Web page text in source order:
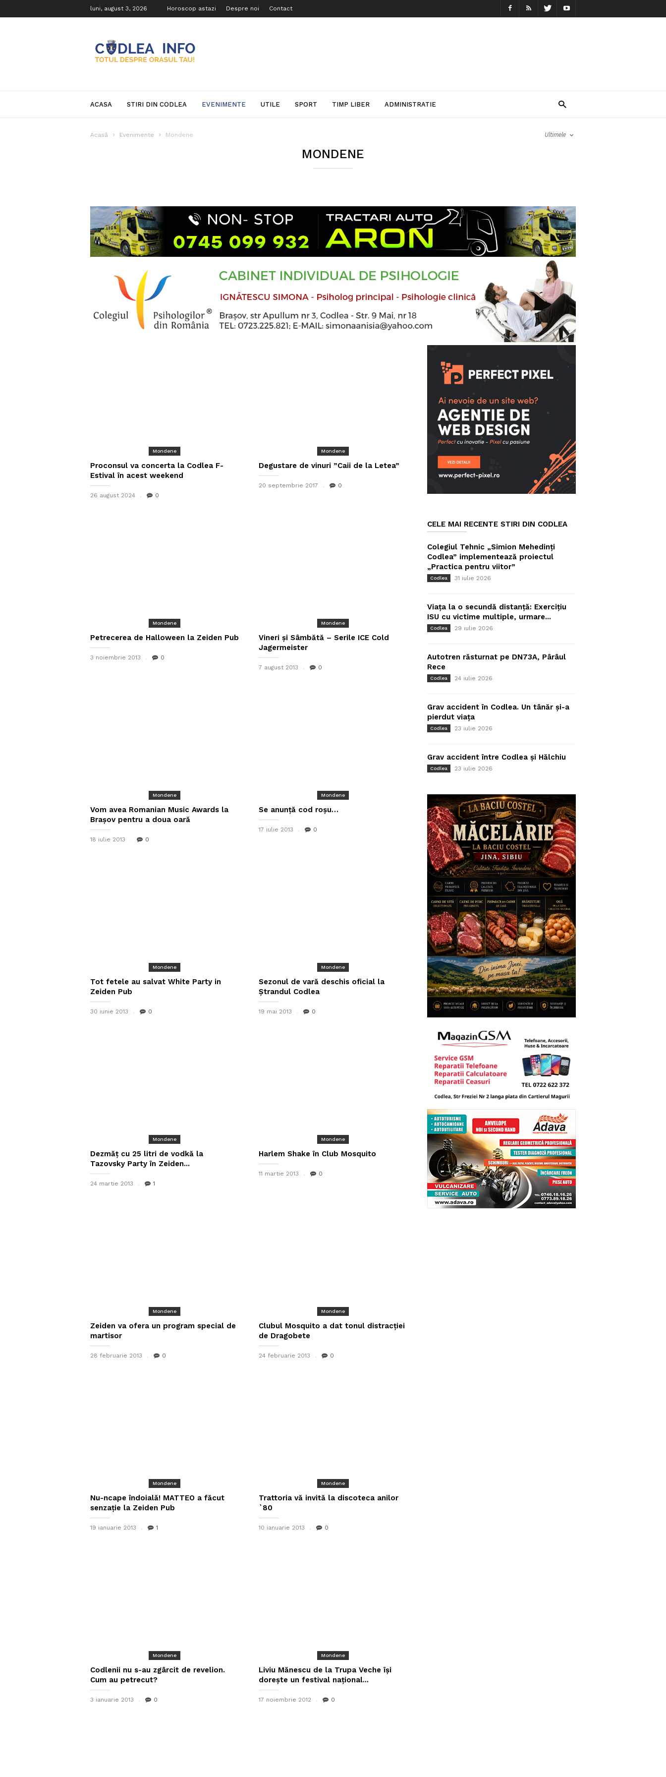
luni, august 3, 2026 Horoscop astazi Despre noi Contact
Info
ACASA STIRI DIN CODLEA EVENIMENTE UTILE SPORT TIMP LIBER ADMINISTRATIE
Acasă Evenimente Mondene Ultimele
MONDENE
Mondene
Proconsul va concerta la Codlea F-
Estival în acest weekend
26 august 2024 0
Mondene
Degustare de vinuri ”Caii de la Letea”
20 septembrie 2017 0
Mondene
Petrecerea de Halloween la Zeiden Pub
3 noiembrie 2013 0
Mondene
Vineri și Sâmbătă – Serile ICE Cold
Jagermeister
7 august 2013 0
Mondene
Vom avea Romanian Music Awards la
Brașov pentru a doua oară
18 iulie 2013 0
Mondene
Se anunță cod roșu…
17 iulie 2013 0
Mondene
Tot fetele au salvat White Party in
Zeiden Pub
30 iunie 2013 0
Mondene
Sezonul de vară deschis oficial la
Ştrandul Codlea
19 mai 2013 0
Mondene
Dezmăț cu 25 litri de vodkă la
Tazovsky Party în Zeiden...
24 martie 2013 1
Mondene
Harlem Shake în Club Mosquito
11 martie 2013 0
Mondene
Zeiden va ofera un program special de
martisor
28 februarie 2013 0
Mondene
Clubul Mosquito a dat tonul distracției
de Dragobete
24 februarie 2013 0
Mondene
Nu-ncape îndoială! MATTEO a făcut
senzație la Zeiden Pub
19 ianuarie 2013 1
Mondene
Trattoria vă invită la discoteca anilor
`80
10 ianuarie 2013 0
Mondene
Codlenii nu s-au zgârcit de revelion.
Cum au petrecut?
3 ianuarie 2013 0
Mondene
Liviu Mănescu de la Trupa Veche își
dorește un festival național...
17 noiembrie 2012 0
CELE MAI RECENTE STIRI DIN CODLEA
Colegiul Tehnic „Simion Mehedinți
Codlea” implementează proiectul
„Practica pentru viitor”
Codlea 31 iulie 2026
Viața la o secundă distanță: Exercițiu
ISU cu victime multiple, urmare...
Codlea 29 iulie 2026
Autotren răsturnat pe DN73A, Pârâul
Rece
Codlea 24 iulie 2026
Grav accident în Codlea. Un tânăr și-a
pierdut viața
Codlea 23 iulie 2026
Grav accident între Codlea și Hălchiu
Codlea 23 iulie 2026